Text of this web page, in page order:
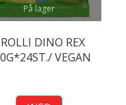
På lager
DINO REX
VEGAN